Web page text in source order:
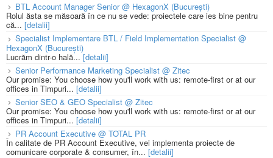
BTL Account Manager Senior @ HexagonX (București)
Rolul ăsta se măsoară în ce nu se vede: proiectele care ies bine pentru
că... [detalii]
Specialist Implementare BTL / Field Implementation Specialist @
HexagonX (București)
Lucrăm dintr-o hală...[detalii]
Senior Performance Marketing Specialist @ Zitec
Our promise: You choose how you'll work with us: remote-first or at our
offices in Timpuri... [detalii]
Senior SEO & GEO Specialist @ Zitec
Our promise: You choose how you'll work with us: remote-first or at our
offices in Timpuri... [detalii]
PR Account Executive @ TOTAL PR
În calitate de PR Account Executive, vei implementa proiecte de
comunicare corporate & consumer, în... [detalii]